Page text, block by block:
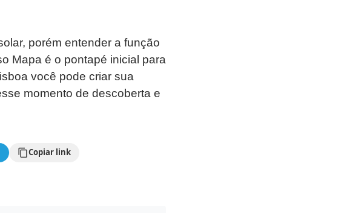
porém entender a função
Mapa é o pontapé inicial para
você pode criar sua
momento de descoberta e
Copiar link